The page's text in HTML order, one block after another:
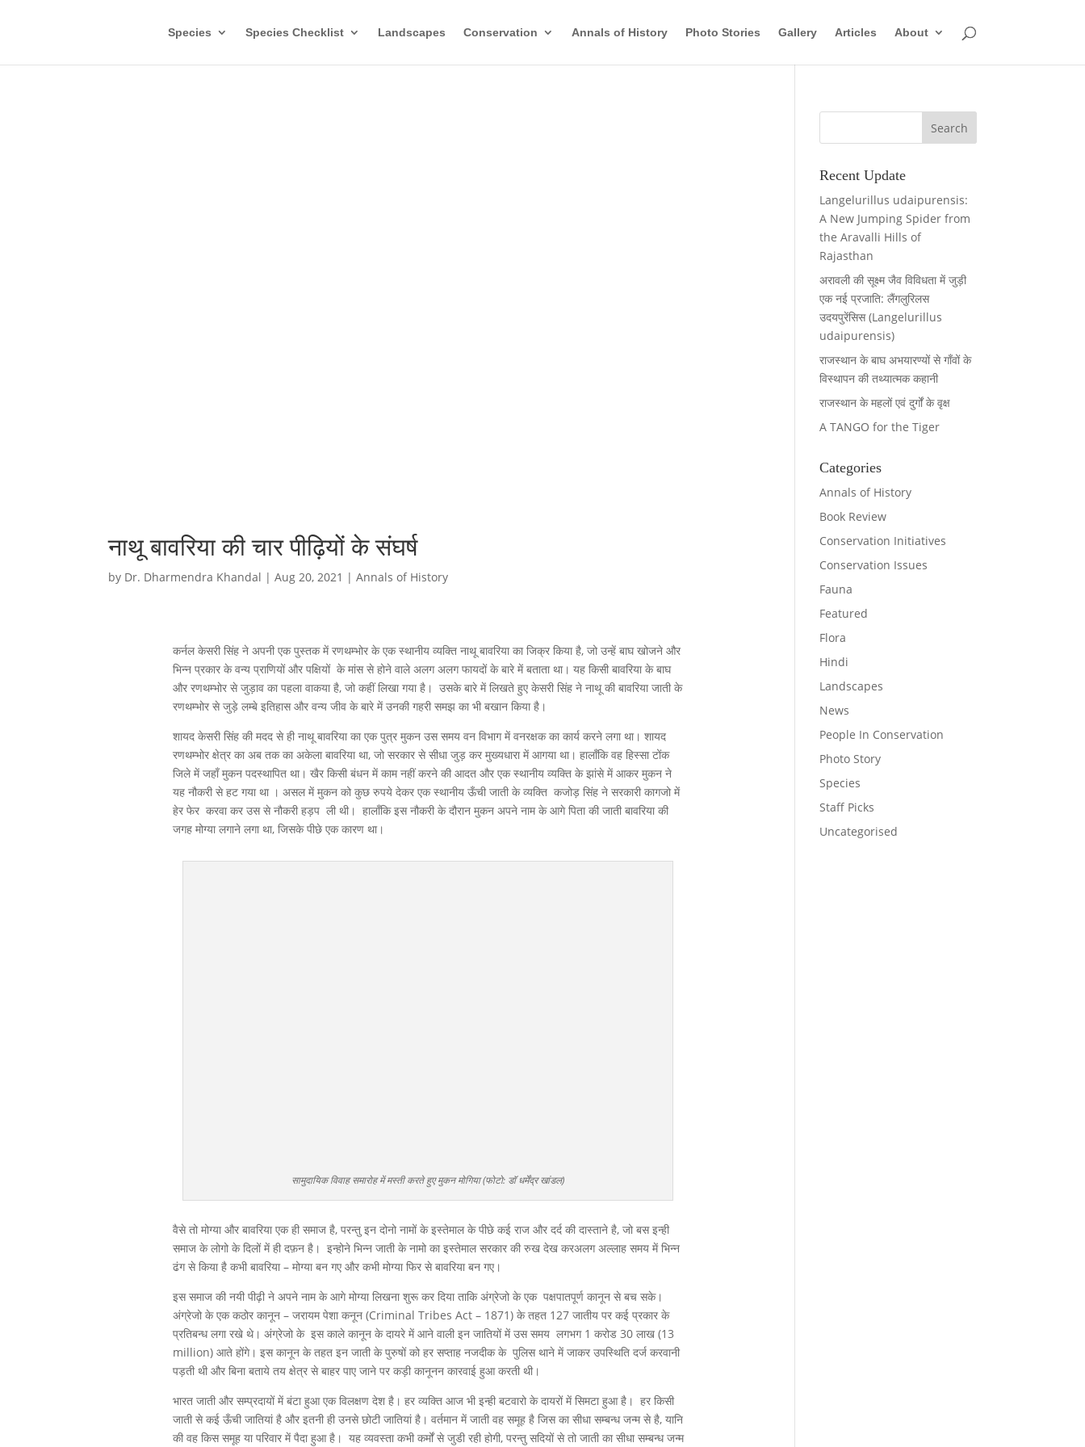
Species Species Checklist Landscapes Conservation Annals of History Photo Stories Gallery Articles About
नाथू बावरिया की चार पीढ़ियों के संघर्ष
by Dr. Dharmendra Khandal |Aug 20, 2021 |Annals of History
कर्नल केसरी सिंह ने अपनी एक पुस्तक में रणथम्भोर के एक स्थानीय व्यक्ति नाथू बावरिया का जिक्र किया है, जो उन्हें बाघ खोजने और
भिन्न प्रकार के वन्य प्राणियों और पक्षियों के मांस से होने वाले अलग अलग फायदों के बारे में बताता था। यह किसी बावरिया के बाघ
और रणथम्भोर से जुड़ाव का पहला वाकया है, जो कहीं लिखा गया है। उसके बारे में लिखते हुए केसरी सिंह ने नाथू की बावरिया जाती के
रणथम्भोर से जुड़े लम्बे इतिहास और वन्य जीव के बारे में उनकी गहरी समझ का भी बखान किया है।
शायद केसरी सिंह की मदद से ही नाथू बावरिया का एक पुत्र मुकन उस समय वन विभाग में वनरक्षक का कार्य करने लगा था। शायद
रणथम्भोर क्षेत्र का अब तक का अकेला बावरिया था, जो सरकार से सीधा जुड़ कर मुख्यधारा में आगया था। हालाँकि वह हिस्सा टोंक
जिले में जहाँ मुकन पदस्थापित था। खैर किसी बंधन में काम नहीं करने की आदत और एक स्थानीय व्यक्ति के झांसे में आकर मुकन ने
यह नौकरी से हट गया था । असल में मुकन को कुछ रुपये देकर एक स्थानीय ऊँची जाती के व्यक्ति कजोड़ सिंह ने सरकारी कागजो में
हेर फेर करवा कर उस से नौकरी हड़प ली थी। हालाँकि इस नौकरी के दौरान मुकन अपने नाम के आगे पिता की जाती बावरिया की
जगह मोग्या लगाने लगा था, जिसके पीछे एक कारण था।
सामुदायिक विवाह समारोह में मस्ती करते हुए मुकन मोगिया (फोटो: डॉ धर्मेंद्र खांडल)
वैसे तो मोग्या और बावरिया एक ही समाज है, परन्तु इन दोनो नामों के इस्तेमाल के पीछे कई राज और दर्द की दास्ताने है, जो बस इन्ही
समाज के लोगो के दिलों में ही दफ़न है। इन्होने भिन्न जाती के नामो का इस्तेमाल सरकार की रुख देख करअलग अल्लाह समय में भिन्न
ढंग से किया है कभी बावरिया – मोग्या बन गए और कभी मोग्या फिर से बावरिया बन गए।
इस समाज की नयी पीढ़ी ने अपने नाम के आगे मोग्या लिखना शुरू कर दिया ताकि अंग्रेजो के एक पक्षपातपूर्ण कानून से बच सके।
अंग्रेजो के एक कठोर कानून – जरायम पेशा कनून (Criminal Tribes Act – 1871) के तहत 127 जातीय पर कई प्रकार के
प्रतिबन्ध लगा रखे थे। अंग्रेजो के इस काले कानून के दायरे में आने वाली इन जातियों में उस समय लगभग 1 करोड 30 लाख (13
million) आते होंगे। इस कानून के तहत इन जाती के पुरुषों को हर सप्ताह नजदीक के पुलिस थाने में जाकर उपस्थिति दर्ज करवानी
पड़ती थी और बिना बताये तय क्षेत्र से बाहर पाए जाने पर कड़ी कानूनन कारवाई हुआ करती थी।
भारत जाती और सम्प्रदायों में बंटा हुआ एक विलक्षण देश है। हर व्यक्ति आज भी इन्ही बटवारो के दायरों में सिमटा हुआ है। हर किसी
जाती से कई ऊँची जातियां है और इतनी ही उनसे छोटी जातियां है। वर्तमान में जाती वह समूह है जिस का सीधा सम्बन्ध जन्म से है, यानि
की वह किस समूह या परिवार में पैदा हुआ है। यह व्यवस्ता कभी कर्मों से जुडी रही होगी, परन्तु सदियों से तो जाती का सीधा सम्बन्ध जन्म
Recent Update
Langelurillus udaipurensis:
A New Jumping Spider from
the Aravalli Hills of
Rajasthan
अरावली की सूक्ष्म जैव विविधता में जुड़ी
एक नई प्रजाति: लैंगलुरिलस
उदयपुरेंसिस (Langelurillus
udaipurensis)
राजस्थान के बाघ अभयारण्यों से गाँवों के
विस्थापन की तथ्यात्मक कहानी
राजस्थान के महलों एवं दुर्गों के वृक्ष
A TANGO for the Tiger
Categories
Annals of History
Book Review
Conservation Initiatives
Conservation Issues
Fauna
Featured
Flora
Hindi
Landscapes
News
People In Conservation
Photo Story
Species
Staff Picks
Uncategorised